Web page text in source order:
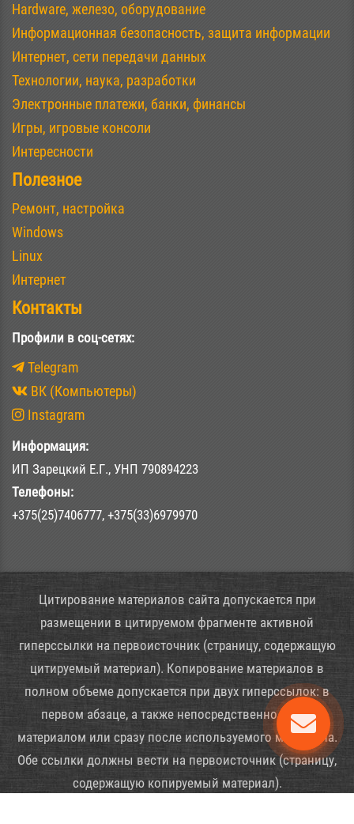
Hardware, железо, оборудование
Информационная безопасность, защита информации
Интернет, сети передачи данных
Технологии, наука, разработки
Электронные платежи, банки, финансы
Игры, игровые консоли
Интересности
Полезное
Ремонт, настройка
Windows
Linux
Интернет
Контакты
Профили в соц-сетях:
Telegram
ВК (Компьютеры)
Instagram
Информация:
ИП Зарецкий Е.Г., УНП 790894223
Телефоны:
+375(25)7406777, +375(33)6979970
Цитирование материалов сайта допускается при
размещении в цитируемом фрагменте активной
гиперссылки на первоисточник (страницу, содержащую
цитируемый материал). Копирование материалов в
полном объеме допускается при двух гиперссылок: в
первом абзаце, а также непосредственно перед
материалом или сразу после используемого материала.
Обе ссылки должны вести на первоисточник (страницу,
содержащую копируемый материал).